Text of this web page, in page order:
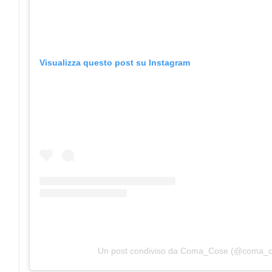
Visualizza questo post su Instagram
Un post condiviso da Coma_Cose